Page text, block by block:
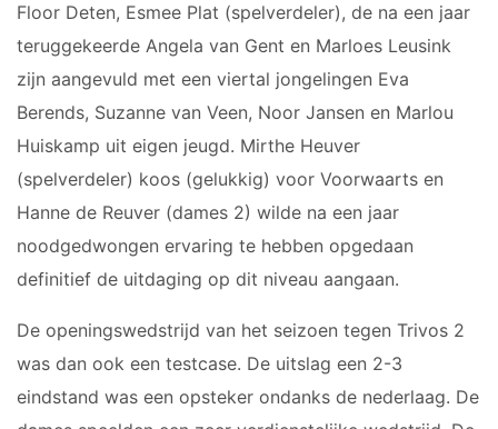
Volleystars Level 2
Volleystars Level 3
Volleystars Level 4-1
Volleystars Level 4-2
Volleystars Level 4-3
Volleystars Level 5-1
Volleystars Level 5-2
Volleybalspeeltuin
Floor Deten, Esmee Plat (spelverdeler), de na een jaar
teruggekeerde Angela van Gent en Marloes Leusink
zijn aangevuld met een viertal jongelingen Eva
Berends, Suzanne van Veen, Noor Jansen en Marlou
Huiskamp uit eigen jeugd. Mirthe Heuver
(spelverdeler) koos (gelukkig) voor Voorwaarts en
Hanne de Reuver (dames 2) wilde na een jaar
noodgedwongen ervaring te hebben opgedaan
definitief de uitdaging op dit niveau aangaan.
De openingswedstrijd van het seizoen tegen Trivos 2
was dan ook een testcase. De uitslag een 2-3
eindstand was een opsteker ondanks de nederlaag. De